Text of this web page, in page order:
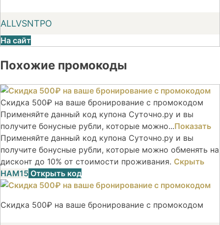
ALLVSNTPO
На сайт
Похожие промокоды
Скидка 500₽ на ваше бронирование с промокодом
Применяйте данный код купона Суточно.ру и вы
получите бонусные рубли, которые можно...Показать
Применяйте данный код купона Суточно.ру и вы
получите бонусные рубли, которые можно обменять на
дисконт до 10% от стоимости проживания. Скрыть
НАМ15 Открыть код
Скидка 500₽ на ваше бронирование с промокодом